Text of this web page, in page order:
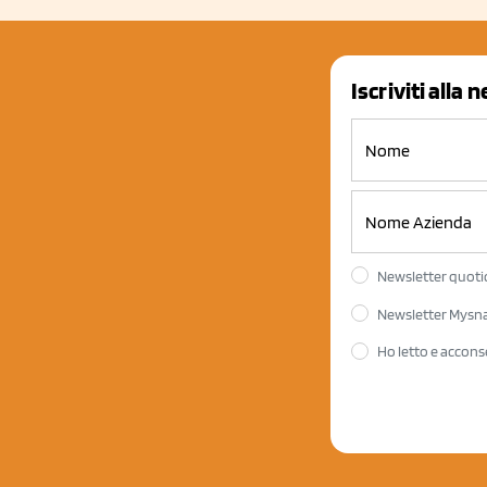
Iscriviti alla
Newsletter
Newsletter
Ho letto e